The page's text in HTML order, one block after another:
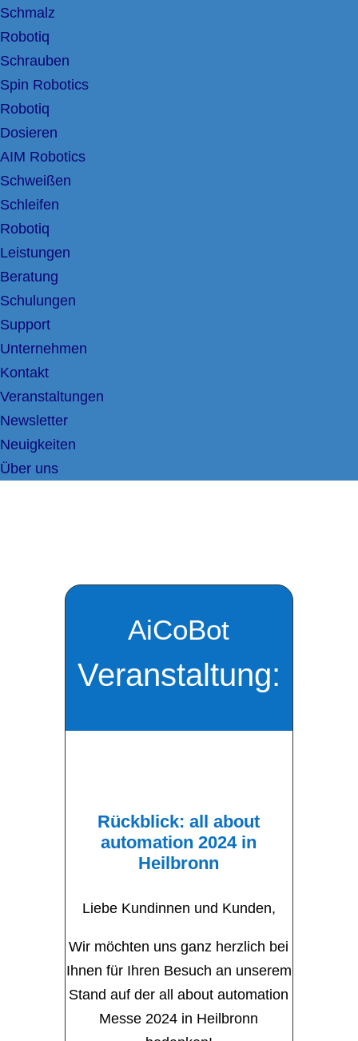
Schmalz
Robotiq
Schrauben
Spin Robotics
Robotiq
Dosieren
AIM Robotics
Schweißen
Schleifen
Robotiq
Leistungen
Beratung
Schulungen
Support
Unternehmen
Kontakt
Veranstaltungen
Newsletter
Neuigkeiten
Über uns
AiCoBot
Veranstaltung:
Rückblick: all about
automation 2024 in
Heilbronn
Liebe Kundinnen und Kunden,
Wir möchten uns ganz herzlich bei
Ihnen für Ihren Besuch an unserem
Stand auf der all about automation
Messe 2024 in Heilbronn